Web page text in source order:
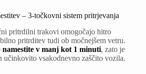
– 3-točkovni sistem pritrjevanja
pritrdilni trakovi omogočajo hitro
pritrditev tudi ob močnejšem vetru.
v manj kot 1 minuti, zato je
učinkovito vsakodnevno zaščito vozila.